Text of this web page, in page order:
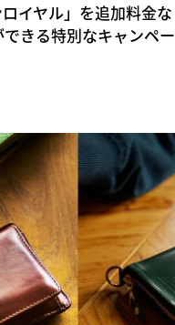
ロイヤル」を追加料金
きる特別なキャンペ